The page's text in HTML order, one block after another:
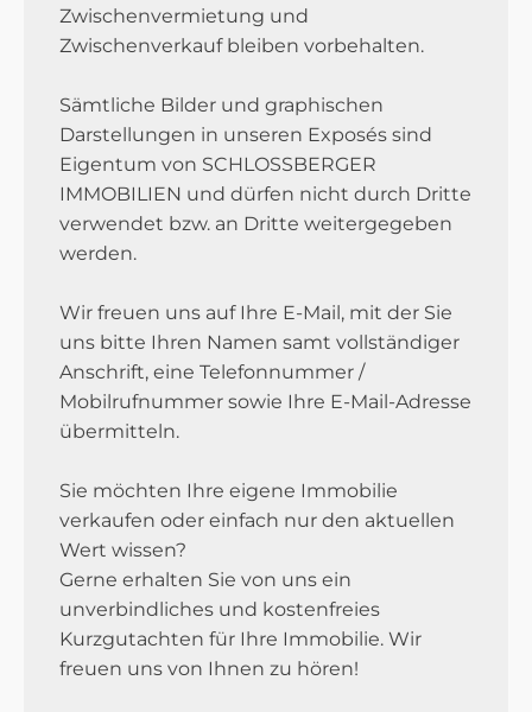
Zwischenvermietung und
Zwischenverkauf bleiben vorbehalten.
Sämtliche Bilder und graphischen
Darstellungen in unseren Exposés sind
Eigentum von SCHLOSSBERGER
IMMOBILIEN und dürfen nicht durch Dritte
verwendet bzw. an Dritte weitergegeben
werden.
Wir freuen uns auf Ihre E-Mail, mit der Sie
uns bitte Ihren Namen samt vollständiger
Anschrift, eine Telefonnummer /
Mobilrufnummer sowie Ihre E-Mail-Adresse
übermitteln.
Sie möchten Ihre eigene Immobilie
verkaufen oder einfach nur den aktuellen
Wert wissen?
Gerne erhalten Sie von uns ein
unverbindliches und kostenfreies
Kurzgutachten für Ihre Immobilie. Wir
freuen uns von Ihnen zu hören!